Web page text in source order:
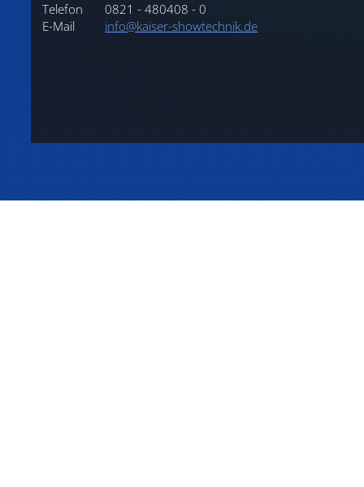
Telefon
0821 - 480408 - 0
E-Mail
info@kaiser-showtechnik.de